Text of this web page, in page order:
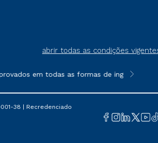
abrir todas as condições
em todas as formas de ingresso,
38 | Recredenciado